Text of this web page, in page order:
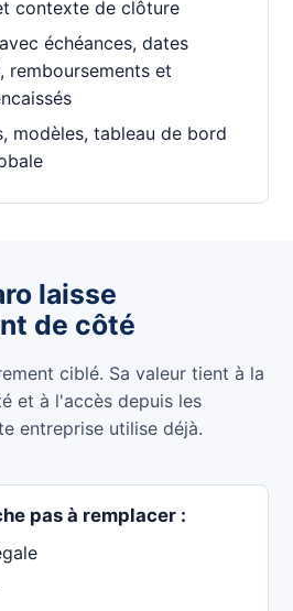
contexte de clôture
échéances, dates
remboursements et
modèles, tableau de bord
laisse
de côté
ciblé. Sa valeur tient à la
et à l'accès depuis les
entreprise utilise déjà.
pas à remplacer :